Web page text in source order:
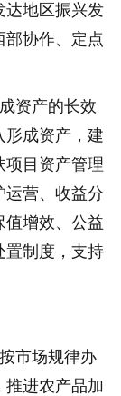
达地区振兴发
部协作、定点
资产的长效
形成资产，建
项目资产管理
运营、收益分
值增效、公益
置制度，支持
市场规律办
推进农产品加